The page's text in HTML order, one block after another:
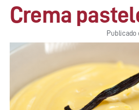
Crema
Publicado